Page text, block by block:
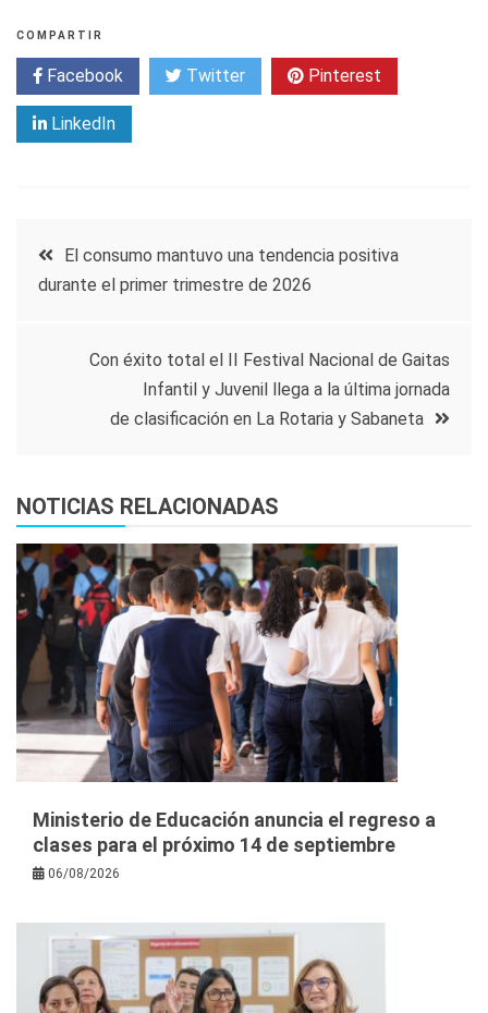
COMPARTIR
Facebook Twitter Pinterest
LinkedIn
Navegación
entradas
El consumo mantuvo una tendencia positiva
durante el primer trimestre de 2026
Con éxito total el II Festival Nacional de Gaitas
Infantil y Juvenil llega a la última jornada
de clasificación en La Rotaria y Sabaneta
NOTICIAS RELACIONADAS
Ministerio de Educación anuncia el regreso a
clases para el próximo 14 de septiembre
06/08/2026